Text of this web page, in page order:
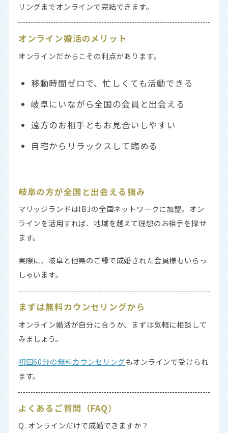
リングまでオンラインで完結できます。
オンライン婚活のメリット
オンラインだからこその利点があります。
移動時間ゼロで、忙しくても活動できる
岐阜にいながら全国の会員と出会える
遠方のお相手ともお見合いしやすい
自宅からリラックスして臨める
岐阜の方が全国と出会える強み
マリッジランドはIBJの全国ネットワークに加盟。オン
ラインを活用すれば、地域を越えて理想のお相手を探せ
ます。
実際に、岐阜と他県のご縁で成婚された会員様もいらっ
しゃいます。
まずは無料カウンセリングから
オンライン婚活が自分に合うか、まずは気軽に相談して
みましょう。
初回60分の無料カウンセリングもオンラインで受けられ
ます。
よくあるご質問（FAQ）
Q. オンラインだけで成婚できますか？